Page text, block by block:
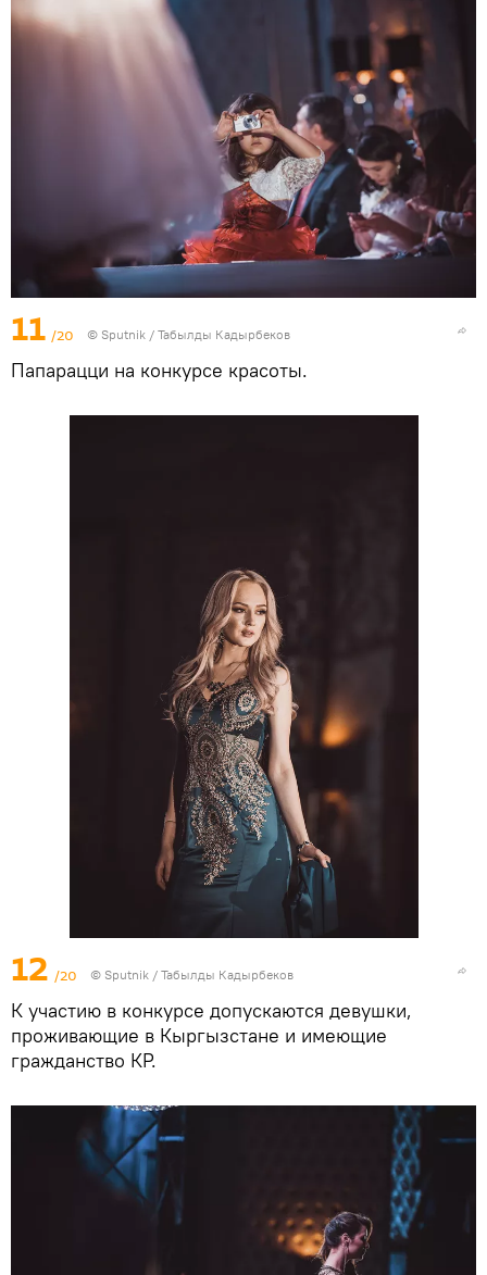
11 /20 © Sputnik / Табылды Кадырбеков
Папарацци на конкурсе красоты.
12 /20 © Sputnik / Табылды Кадырбеков
К участию в конкурсе допускаются девушки,
проживающие в Кыргызстане и имеющие
гражданство КР.